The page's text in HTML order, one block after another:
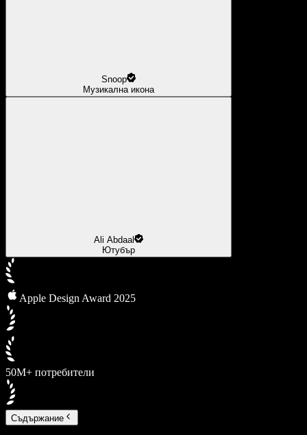
Snoop
Музикална икона
Ali Abdaal
Ютубър
Apple Design Award 2025
50M+ потребители
Съдържание